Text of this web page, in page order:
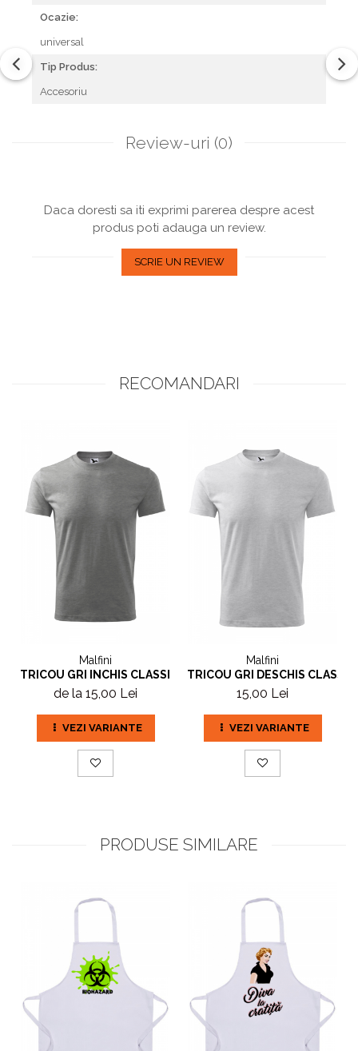
Ocazie:
universal
Tip Produs:
Accesoriu
Review-uri (0)
Daca doresti sa iti exprimi parerea despre acest
produs poti adauga un review.
SCRIE UN REVIEW
RECOMANDARI
Malfini
TRICOU GRI INCHIS CLASSIC
de la 15,00 Lei
VEZI VARIANTE
Malfini
TRICOU GRI DESCHIS CLASSIC
15,00 Lei
VEZI VARIANTE
PRODUSE SIMILARE